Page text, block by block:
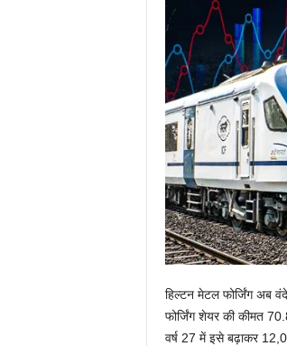
हिल्टन मेटल फोर्जिंग अब
फोर्जिंग शेयर की कीमत
वर्ष 27 में इसे बढ़ाकर